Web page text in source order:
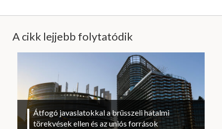
A cikk lejjebb folytatódik
Átfogó javaslatokkal a brüsszeli hatalmi
törekvések ellen és az uniós források